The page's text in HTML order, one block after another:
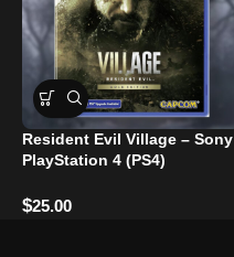
Resident Evil Village – Sony
PlayStation 4 (PS4)
$25.00